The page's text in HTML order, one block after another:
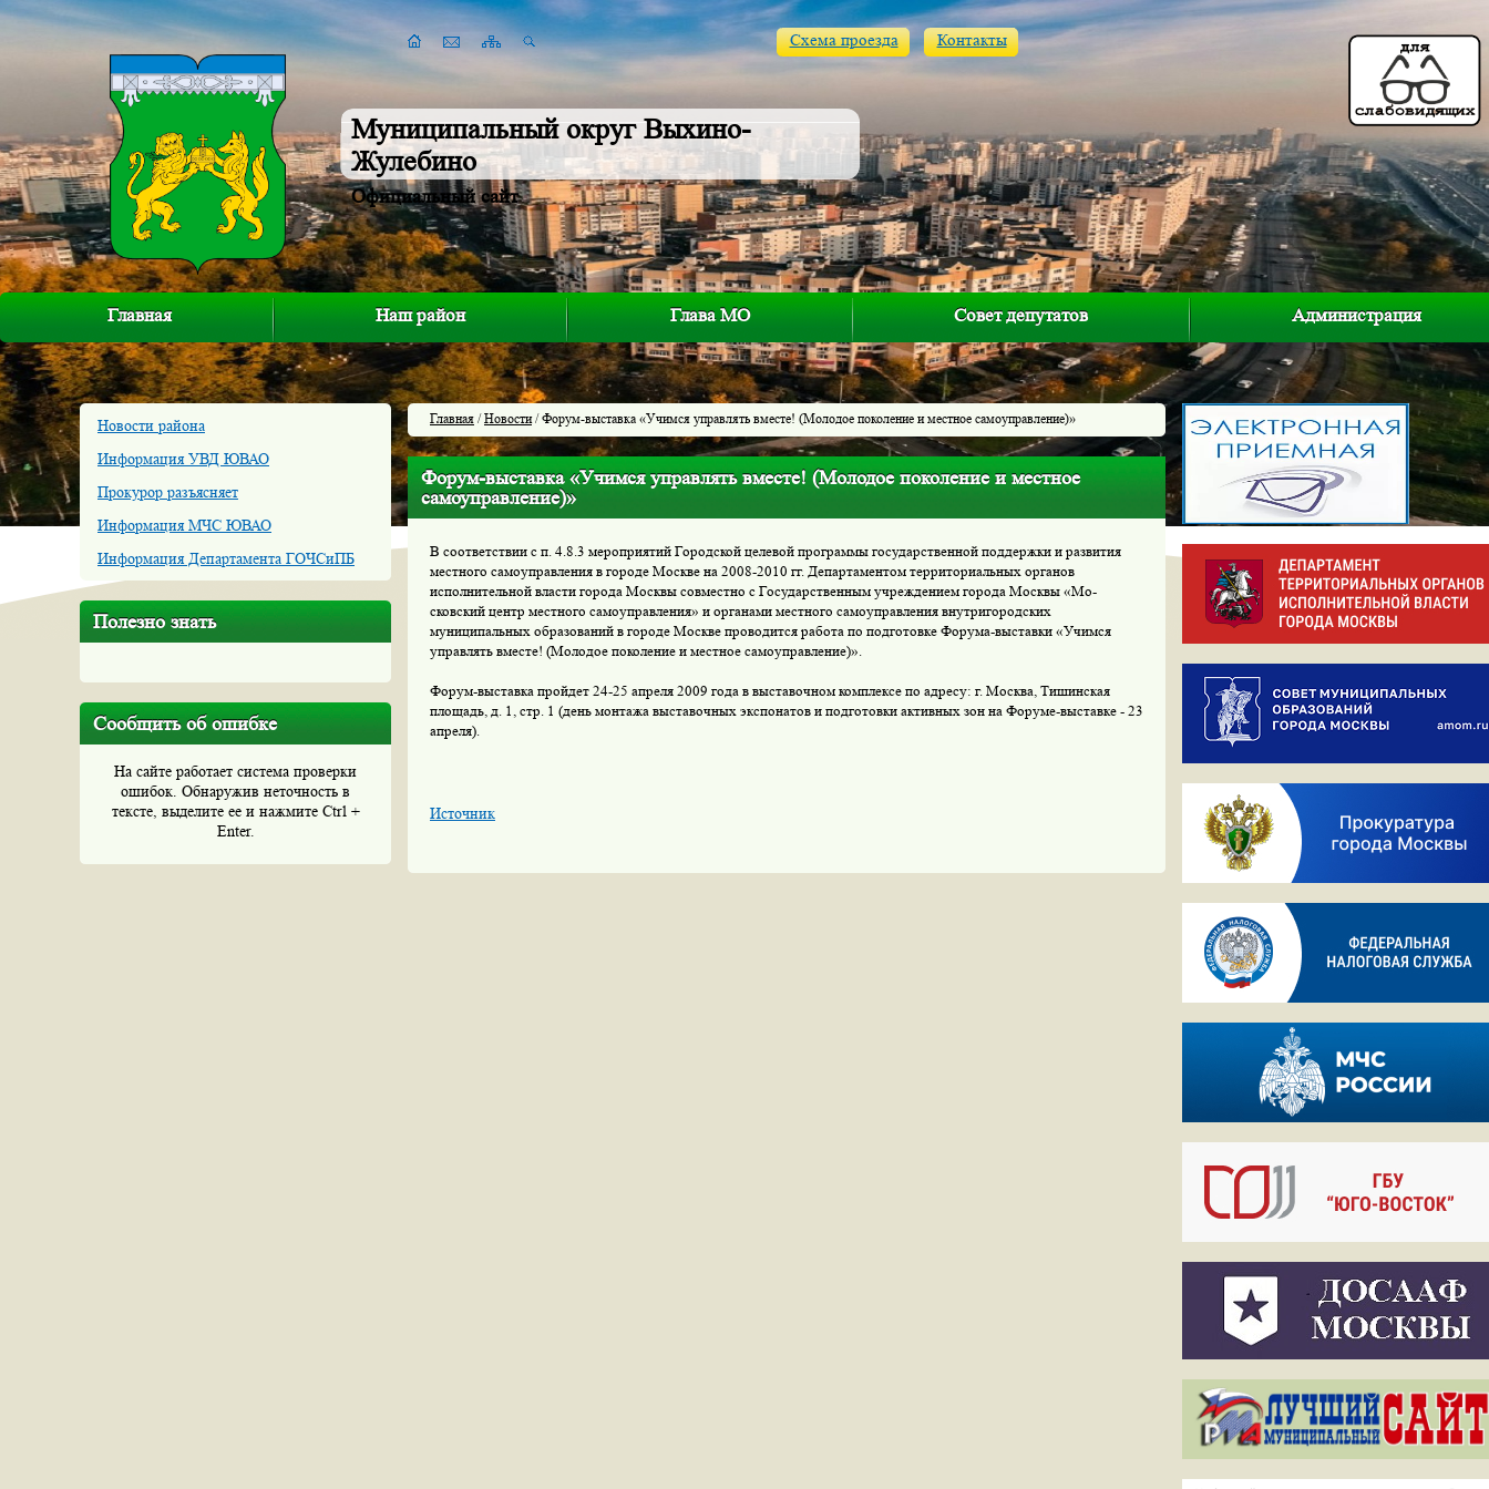
Муниципальный округ Выхино-
Жулебино
Официальный сайт
Схема проезда Контакты
Главная Наш район Глава МО Совет депутатов Администрация
Новости района
Информация УВД ЮВАО
Прокурор разъясняет
Информация МЧС ЮВАО
Информация Департамента ГОЧСиПБ
Полезно знать
Сообщить об ошибке
На сайте работает система проверки
ошибок. Обнаружив неточность в
тексте, выделите ее и нажмите Ctrl +
Enter.
Главная /Новости/ Форум-выставка «Учимся управлять вместе! (Молодое поколение и местное самоуправление)»
Форум-выставка «Учимся управлять вместе! (Молодое поколение и местное
самоуправление)»
В соответствии с п. 4.8.3 мероприятий Городской целевой программы госу­дарственной поддержки и развития
местного самоуправления в городе Москве на 2008-2010 гг. Департаментом территориальных органов
исполнительной власти города Москвы совместно с Государственным учреждением города Москвы «Мо­
сковский центр местного самоуправления» и органами местного самоуправления внутригородских
муниципальных образований в городе Москве проводится рабо­та по подготовке Форума-выставки «Учимся
управлять вместе! (Молодое поколе­ние и местное самоуправление)».
Форум-выставка пройдет 24-25 апреля 2009 года в выставочном комплексе по адресу: г. Москва, Тишинская
площадь, д. 1, стр. 1 (день монтажа выставочных экспонатов и подготовки активных зон на Форуме-выставке - 23
апреля).
Источник